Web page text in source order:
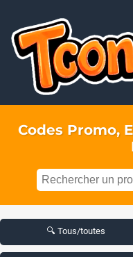
Codes Promo,
🔍 Tous/toutes